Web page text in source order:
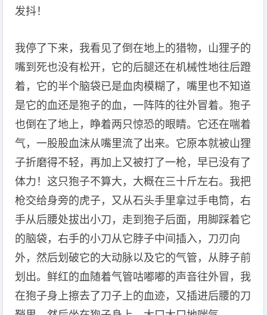
发抖！
我停了下来，我看见了倒在地上的猎物，山狸子的
嘴到死也没有松开，它的后腿还在机械性地往后蹬
着，它的半个脑袋已是血肉模糊了，嘴里也不知道
是它的血还是狍子的血，一阵阵的往外冒着。狍子
也倒在了地上，睁着两只惊恐的眼睛。它还在喘着
气，一股股血沫从嘴里流了出来。它原本就被山狸
子折磨得不轻，再加上又被打了一枪，早已没有了
体力！这只狍子不算大，大概在三十斤左右。我把
枪交给身旁的虎子，又从石头手里拿过手电筒，右
手从后腰处拔出小刀，走到狍子后面，用脚踩着它
的脑袋，右手的小刀从它脖子中间插入，刀刃向
外，然后划破它的大动脉以及它的气管，从脖子前
划出。鲜红的血随着气管咕嘟嘟的声音往外冒，我
在狍子身上擦去了刀子上的血迹，又插进后腰的刀